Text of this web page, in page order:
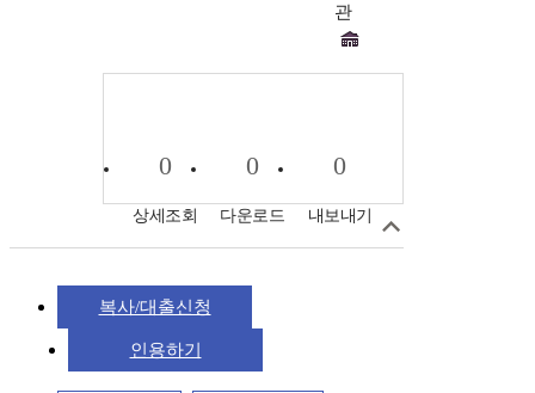
관
0
상세조회
0
다운로드
0
내보내기
복사/대출신청
인용하기